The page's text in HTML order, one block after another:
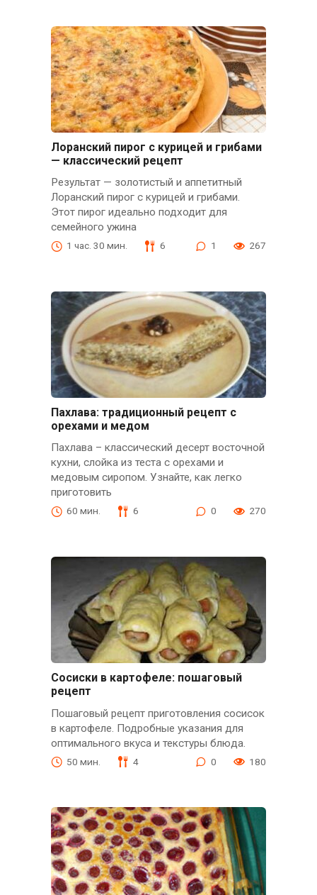
Лоранский пирог с курицей и грибами
— классический рецепт
Результат — золотистый и аппетитный
Лоранский пирог с курицей и грибами.
Этот пирог идеально подходит для
семейного ужина
1 час. 30 мин. 6 1 267
Пахлава: традиционный рецепт с
орехами и медом
Пахлава – классический десерт восточной
кухни, слойка из теста с орехами и
медовым сиропом. Узнайте, как легко
приготовить
60 мин. 6 0 270
Сосиски в картофеле: пошаговый
рецепт
Пошаговый рецепт приготовления сосисок
в картофеле. Подробные указания для
оптимального вкуса и текстуры блюда.
50 мин. 4 0 180